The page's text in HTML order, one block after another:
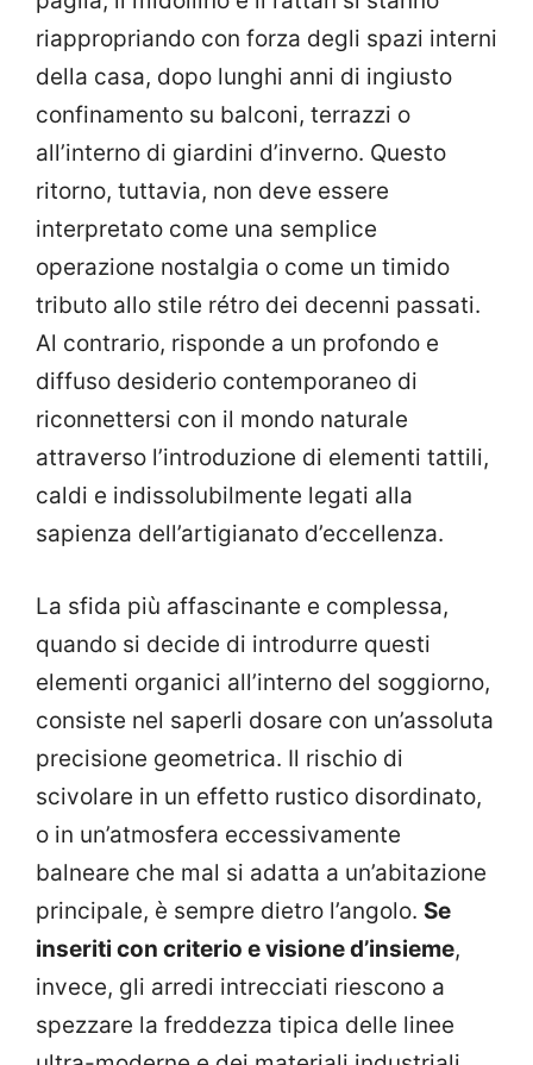
riappropriando con forza degli spazi interni
della casa, dopo lunghi anni di ingiusto
confinamento su balconi, terrazzi o
all’interno di giardini d’inverno. Questo
ritorno, tuttavia, non deve essere
interpretato come una semplice
operazione nostalgia o come un timido
tributo allo stile rétro dei decenni passati.
Al contrario, risponde a un profondo e
diffuso desiderio contemporaneo di
riconnettersi con il mondo naturale
attraverso l’introduzione di elementi tattili,
caldi e indissolubilmente legati alla
sapienza dell’artigianato d’eccellenza.
La sfida più affascinante e complessa,
quando si decide di introdurre questi
elementi organici all’interno del soggiorno,
consiste nel saperli dosare con un’assoluta
precisione geometrica. Il rischio di
scivolare in un effetto rustico disordinato,
o in un’atmosfera eccessivamente
balneare che mal si adatta a un’abitazione
principale, è sempre dietro l’angolo. Se
inseriti con criterio e visione d’insieme,
invece, gli arredi intrecciati riescono a
spezzare la freddezza tipica delle linee